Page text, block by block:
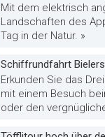
Mit dem elektrisch
Landschaften des
Tag in der Natur. »
Schiffrundfahrt
Erkunden Sie das
mit einem Besuch
oder den